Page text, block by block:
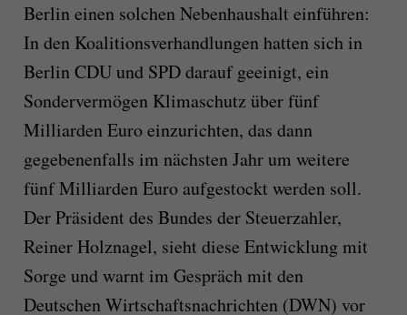
Berlin einen solchen Nebenhaushalt einführen:
In den Koalitionsverhandlungen hatten sich in
Berlin CDU und SPD darauf geeinigt, ein
Sondervermögen Klimaschutz über fünf
Milliarden Euro einzurichten, das dann
gegebenenfalls im nächsten Jahr um weitere
fünf Milliarden Euro aufgestockt werden soll.
Der Präsident des Bundes der Steuerzahler,
Reiner Holznagel, sieht diese Entwicklung mit
Sorge und warnt im Gespräch mit den
Deutschen Wirtschaftsnachrichten (DWN) vor